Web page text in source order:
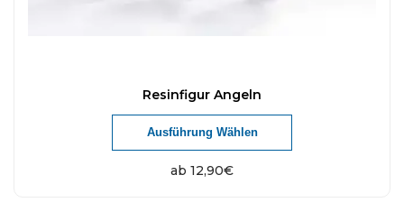
Resinfigur Angeln
ab 12,90€
Ausführung Wählen